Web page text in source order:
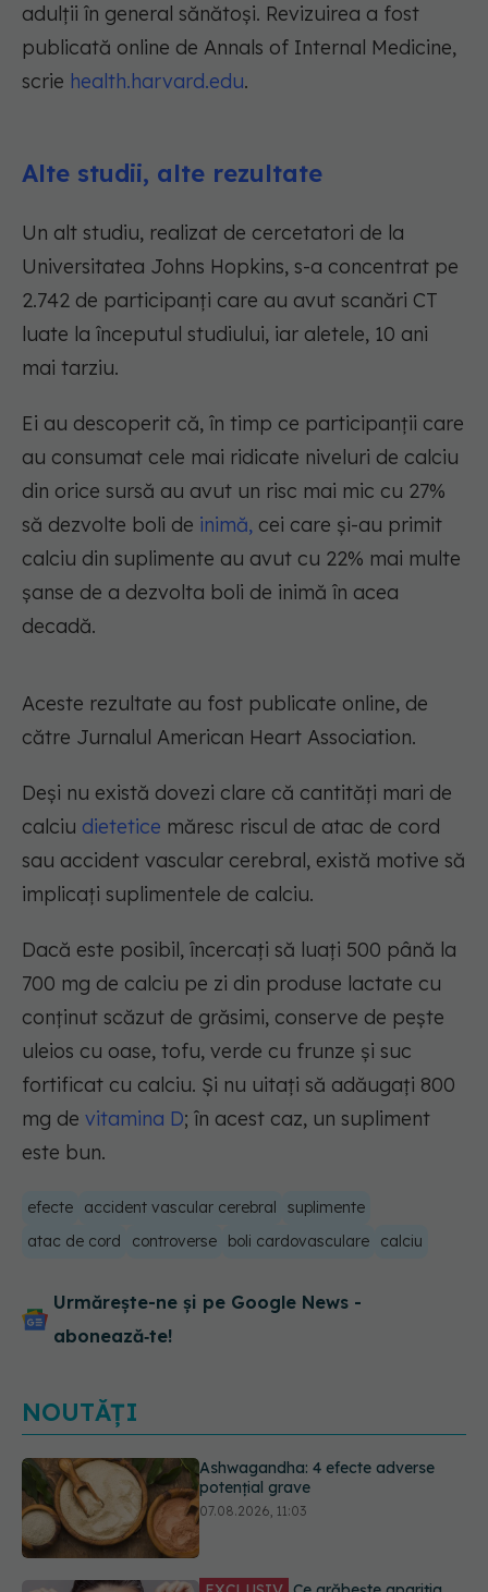
adulții în general sănătoși. Revizuirea a fost
publicată online de Annals of Internal Medicine,
scrie health.harvard.edu.
Alte studii, alte rezultate
Un alt studiu, realizat de cercetatori de la
Universitatea Johns Hopkins, s-a concentrat pe
2.742 de participanți care au avut scanări CT
luate la începutul studiului, iar aletele, 10 ani
mai tarziu.
Ei au descoperit că, în timp ce participanții care
au consumat cele mai ridicate niveluri de calciu
din orice sursă au avut un risc mai mic cu 27%
să dezvolte boli de inimă, cei care și-au primit
calciu din suplimente au avut cu 22% mai multe
șanse de a dezvolta boli de inimă în acea
decadă.
Aceste rezultate au fost publicate online, de
către Jurnalul American Heart Association.
Deși nu există dovezi clare că cantități mari de
calciu dietetice măresc riscul de atac de cord
sau accident vascular cerebral, există motive să
implicați suplimentele de calciu.
Dacă este posibil, încercați să luați 500 până la
700 mg de calciu pe zi din produse lactate cu
conținut scăzut de grăsimi, conserve de pește
uleios cu oase, tofu, verde cu frunze și suc
fortificat cu calciu. Și nu uitați să adăugați 800
mg de vitamina D; în acest caz, un supliment
este bun.
efecte accident vascular cerebral
suplimente
atac de cord
controverse boli cardovasculare calciu
Urmărește-ne și pe Google News -
abonează‑te!
NOUTĂȚI
EXCLUSIV Ce grăbește apariția
ridurilor. Nu este doar vârsta. Ce